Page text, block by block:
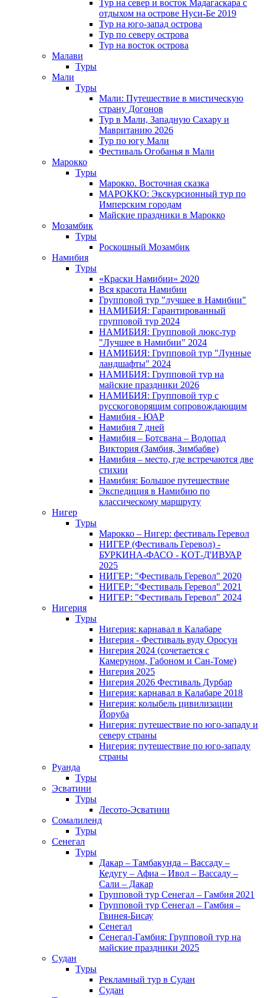
Тур на север и восток Мадагаскара с
отдыхом на острове Нуси-Бе 2019
Тур на юго-запад острова
Тур по северу острова
Тур на восток острова
Малави
Туры
Мали
Туры
Мали: Путешествие в мистическую
страну Догонов
Тур в Мали, Западную Сахару и
Мавританию 2026
Тур по югу Мали
Фестиваль Огобанья в Мали
Марокко
Туры
Марокко. Восточная сказка
МАРОККО: Экскурсионный тур по
Имперским городам
Майские праздники в Марокко
Мозамбик
Туры
Роскошный Мозамбик
Намибия
Туры
«Краски Намибии» 2020
Вся красота Намибии
Групповой тур "лучшее в Намибии"
НАМИБИЯ: Гарантированный
групповой тур 2024
НАМИБИЯ: Групповой люкс-тур
"Лучшее в Намибии" 2024
НАМИБИЯ: Групповой тур "Лунные
ландшафты" 2024
НАМИБИЯ: Групповой тур на
майские праздники 2026
НАМИБИЯ: Групповой тур с
русскоговорящим сопровождающим
Намибия - ЮАР
Намибия 7 дней
Намибия – Ботсвана – Водопад
Виктория (Замбия, Зимбабве)
Намибия – место, где встречаются две
стихии
Намибия: Большое путешествие
Экспедиция в Намибию по
классическому маршруту
Нигер
Туры
Марокко – Нигер: фестиваль Геревол
НИГЕР (Фестиваль Геревол) -
БУРКИНА-ФАСО - КОТ-Д'ИВУАР
2025
НИГЕР: "Фестиваль Геревол" 2020
НИГЕР: "Фестиваль Геревол" 2021
НИГЕР: "Фестиваль Геревол" 2024
Нигерия
Туры
Нигерия: карнавал в Калабаре
Нигерия - Фестиваль вуду Оросун
Нигерия 2024 (сочетается с
Камеруном, Габоном и Сан-Томе)
Нигерия 2025
Нигерия 2026 Фестиваль Дурбар
Нигерия: карнавал в Калабаре 2018
Нигерия: колыбель цивилизации
Йоруба
Нигерия: путешествие по юго-западу и
северу страны
Нигерия: путешествие по юго-западу
страны
Руанда
Туры
Эсватини
Туры
Лесото-Эсватини
Сомалиленд
Туры
Сенегал
Туры
Дакар – Тамбакунда – Вассаду –
Кедугу – Афиа – Ивол – Вассаду –
Сали – Дакар
Групповой тур Сенегал – Гамбия 2021
Групповой тур Сенегал – Гамбия –
Гвинея-Бисау
Сенегал
Сенегал-Гамбия: Групповой тур на
майские праздники 2025
Судан
Туры
Рекламный тур в Cудан
Cудан